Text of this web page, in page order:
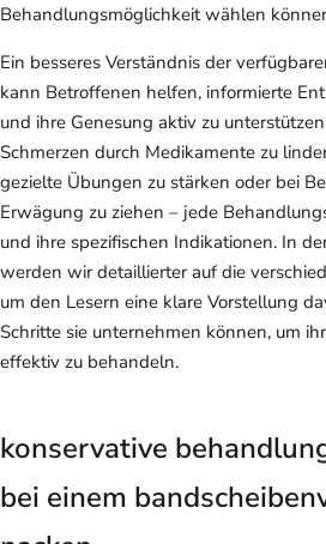
Behandlungsmöglichkeit wählen
Ein besseres Verständnis der
kann Betroffenen helfen, informierte
und ihre Genesung aktiv zu
Schmerzen durch Medikamente zu
gezielte Übungen zu stärken oder bei
Erwägung zu ziehen – jede
und ihre spezifischen Indikationen. In
werden wir detaillierter auf die
um den Lesern eine klare Vorstellung
Schritte sie unternehmen können, um
effektiv zu behandeln.
konservative
bei einem